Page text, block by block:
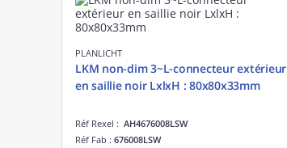
PLANLICHT
LKM non-dim 3~L-connecteur extérieur
en saillie noir LxlxH : 80x80x33mm
Réf Rexel : AH4676008LSW
Réf Fab : 676008LSW